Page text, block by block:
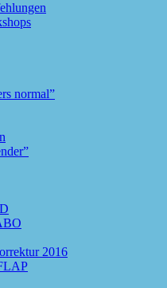
normal”
2016